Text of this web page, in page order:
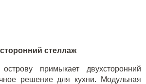
стеллаж
примыкает двухсторонний
решение для кухни. Модульная